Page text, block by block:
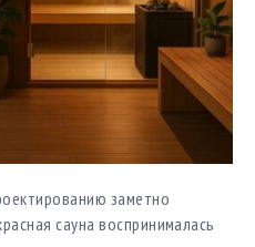
заметно
сауна воспринималась